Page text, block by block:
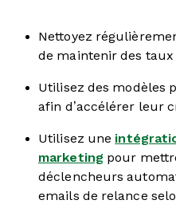
Nettoyez
de maintenir des
Utilisez des modèles
afin d’accélérer leur
Utilisez une
marketing pour
déclencheurs
emails de relance